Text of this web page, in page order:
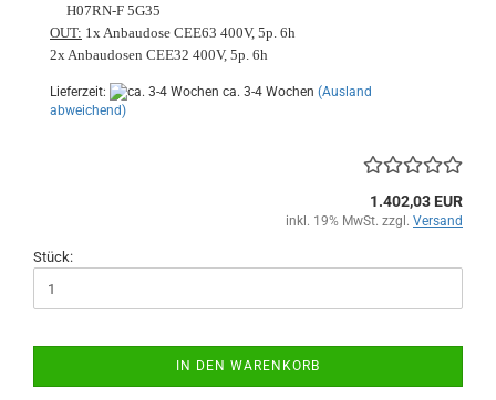
H07RN-F 5G35
OUT: 1x Anbaudose CEE63 400V, 5p. 6h
2x Anbaudosen CEE32 400V, 5p. 6h
Lieferzeit: ca. 3-4 Wochen (Ausland
abweichend)
1.402,03 EUR
inkl. 19% MwSt. zzgl. Versand
Stück:
IN DEN WARENKORB